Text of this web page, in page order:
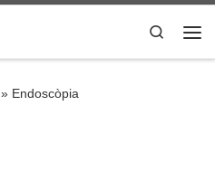
Search
» Endoscòpia